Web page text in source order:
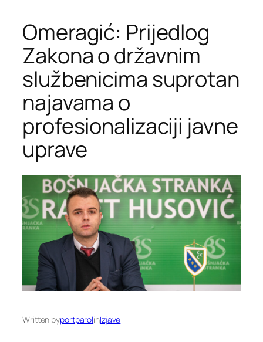
Omeragić: Prijedlog
Zakona o državnim
službenicima suprotan
najavama o
profesionalizaciji javne
uprave
Written byportparolinIzjave